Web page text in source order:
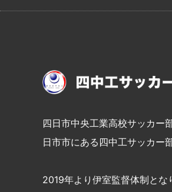
四日市中央工業高校サッカー
日市市にある四中工サッカー
2019年より伊室監督体制とな